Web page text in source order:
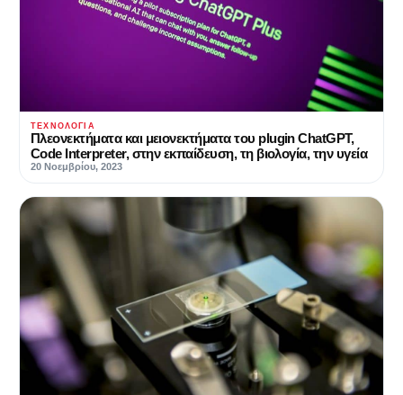
ΤΕΧΝΟΛΟΓΊΑ
Πλεονεκτήματα και μειονεκτήματα του plugin ChatGPT,
Code Interpreter, στην εκπαίδευση, τη βιολογία, την υγεία
20 Νοεμβρίου, 2023